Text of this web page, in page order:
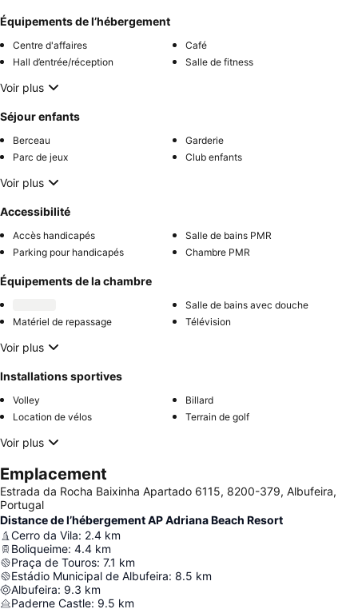
Équipements de l’hébergement
Centre d'affaires
Café
Hall d’entrée/réception
Salle de fitness
Voir plus
Séjour enfants
Berceau
Garderie
Parc de jeux
Club enfants
Voir plus
Accessibilité
Accès handicapés
Salle de bains PMR
Parking pour handicapés
Chambre PMR
Équipements de la chambre
Salle de bains avec douche
Matériel de repassage
Télévision
Voir plus
Installations sportives
Volley
Billard
Location de vélos
Terrain de golf
Voir plus
Emplacement
Estrada da Rocha Baixinha Apartado 6115, 8200-379, Albufeira,
Portugal
Distance de l’hébergement AP Adriana Beach Resort
Cerro da Vila: 2.4 km
Boliqueime: 4.4 km
Praça de Touros: 7.1 km
Estádio Municipal de Albufeira: 8.5 km
Albufeira: 9.3 km
Paderne Castle: 9.5 km